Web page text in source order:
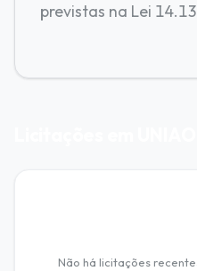
previstas na Lei
Não há licitações